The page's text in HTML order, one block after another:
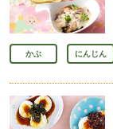
かぶ にんじん